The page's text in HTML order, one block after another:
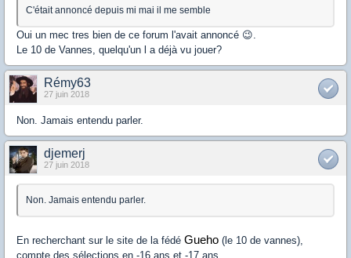
C'était annoncé depuis mi mai il me semble
Oui un mec tres bien de ce forum l'avait annoncé 😉.
Le 10 de Vannes, quelqu'un l a déjà vu jouer?
Rémy63
27 juin 2018
Non. Jamais entendu parler.
djemerj
27 juin 2018
Non. Jamais entendu parler.
En recherchant sur le site de la fédé Gueho (le 10 de vannes),
compte des sélections en -16 ans et -17 ans.